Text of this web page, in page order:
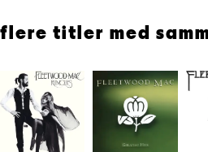
flere titler med